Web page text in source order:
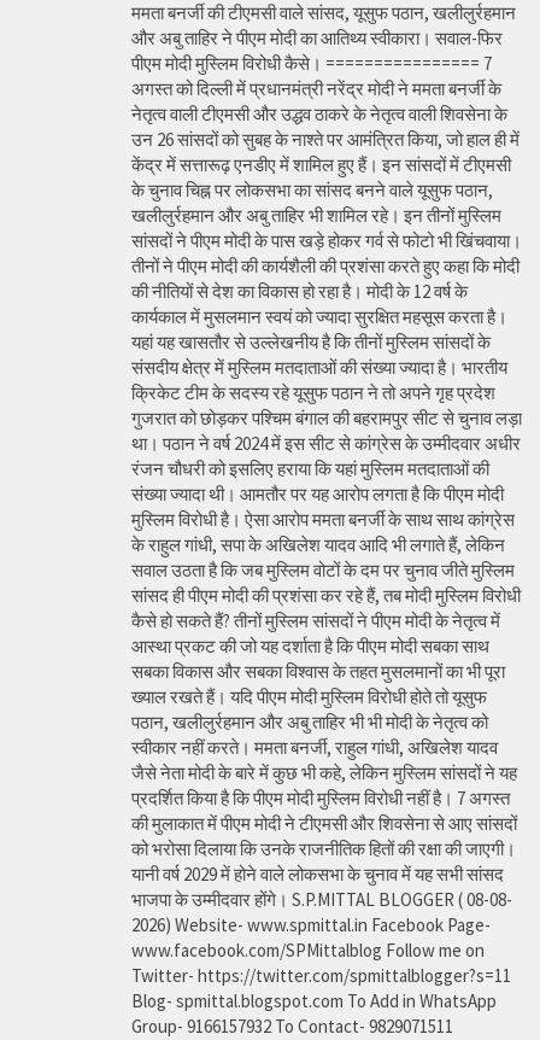
ममता बनर्जी की टीएमसी वाले सांसद, यूसुफ पठान, खलीलुर्रहमान
और अबु ताहिर ने पीएम मोदी का आतिथ्य स्वीकारा। सवाल-फिर
पीएम मोदी मुस्लिम विरोधी कैसे। ================ 7
अगस्त को दिल्ली में प्रधानमंत्री नरेंद्र मोदी ने ममता बनर्जी के
नेतृत्व वाली टीएमसी और उद्धव ठाकरे के नेतृत्व वाली शिवसेना के
उन 26 सांसदों को सुबह के नाश्ते पर आमंत्रित किया, जो हाल ही में
केंद्र में सत्तारूढ़ एनडीए में शामिल हुए हैं। इन सांसदों में टीएमसी
के चुनाव चिह्न पर लोकसभा का सांसद बनने वाले यूसुफ पठान,
खलीलुर्रहमान और अबु ताहिर भी शामिल रहे। इन तीनों मुस्लिम
सांसदों ने पीएम मोदी के पास खड़े होकर गर्व से फोटो भी खिंचवाया।
तीनों ने पीएम मोदी की कार्यशैली की प्रशंसा करते हुए कहा कि मोदी
की नीतियों से देश का विकास हो रहा है। मोदी के 12 वर्ष के
कार्यकाल में मुसलमान स्वयं को ज्यादा सुरक्षित महसूस करता है।
यहां यह खासतौर से उल्लेखनीय है कि तीनों मुस्लिम सांसदों के
संसदीय क्षेत्र में मुस्लिम मतदाताओं की संख्या ज्यादा है। भारतीय
क्रिकेट टीम के सदस्य रहे यूसुफ पठान ने तो अपने गृह प्रदेश
गुजरात को छोड़कर पश्चिम बंगाल की बहरामपुर सीट से चुनाव लड़ा
था। पठान ने वर्ष 2024 में इस सीट से कांग्रेस के उम्मीदवार अधीर
रंजन चौधरी को इसलिए हराया कि यहां मुस्लिम मतदाताओं की
संख्या ज्यादा थी। आमतौर पर यह आरोप लगता है कि पीएम मोदी
मुस्लिम विरोधी है। ऐसा आरोप ममता बनर्जी के साथ साथ कांग्रेस
के राहुल गांधी, सपा के अखिलेश यादव आदि भी लगाते हैं, लेकिन
सवाल उठता है कि जब मुस्लिम वोटों के दम पर चुनाव जीते मुस्लिम
सांसद ही पीएम मोदी की प्रशंसा कर रहे हैं, तब मोदी मुस्लिम विरोधी
कैसे हो सकते हैं? तीनों मुस्लिम सांसदों ने पीएम मोदी के नेतृत्व में
आस्था प्रकट की जो यह दर्शाता है कि पीएम मोदी सबका साथ
सबका विकास और सबका विश्वास के तहत मुसलमानों का भी पूरा
ख्याल रखते हैं। यदि पीएम मोदी मुस्लिम विरोधी होते तो यूसुफ
पठान, खलीलुर्रहमान और अबु ताहिर भी भी मोदी के नेतृत्व को
स्वीकार नहीं करते। ममता बनर्जी, राहुल गांधी, अखिलेश यादव
जैसे नेता मोदी के बारे में कुछ भी कहे, लेकिन मुस्लिम सांसदों ने यह
प्रदर्शित किया है कि पीएम मोदी मुस्लिम विरोधी नहीं है। 7 अगस्त
की मुलाकात में पीएम मोदी ने टीएमसी और शिवसेना से आए सांसदों
को भरोसा दिलाया कि उनके राजनीतिक हितों की रक्षा की जाएगी।
यानी वर्ष 2029 में होने वाले लोकसभा के चुनाव में यह सभी सांसद
भाजपा के उम्मीदवार होंगे। S.P.MITTAL BLOGGER ( 08-08-
2026) Website- www.spmittal.in Facebook Page-
www.facebook.com/SPMittalblog Follow me on
Twitter- https://twitter.com/spmittalblogger?s=11
Blog- spmittal.blogspot.com To Add in WhatsApp
Group- 9166157932 To Contact- 9829071511